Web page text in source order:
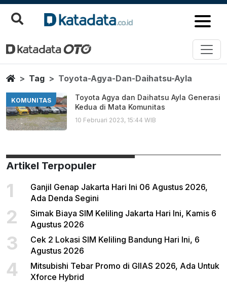
Toyota Agya Dan Daihatsu Ayla
Berita Terbaru
HomeTag Toyota-Agya-Dan-Daihatsu-Ayla
KOMUNITAS
Toyota Agya dan Daihatsu Ayla Generasi
Kedua di Mata Komunitas
10 Februari 2023, 15:44 WIB
Artikel Terpopuler
1
Ganjil Genap Jakarta Hari Ini 06 Agustus 2026,
Ada Denda Segini
2
Simak Biaya SIM Keliling Jakarta Hari Ini, Kamis 6
Agustus 2026
3
Cek 2 Lokasi SIM Keliling Bandung Hari Ini, 6
Agustus 2026
4
Mitsubishi Tebar Promo di GIIAS 2026, Ada Untuk
Xforce Hybrid